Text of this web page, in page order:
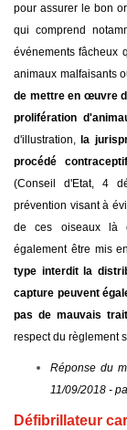
pour assurer le bon
qui comprend
événements fâcheux
animaux malfaisants
de mettre en œuvre
prolifération
d'illustration, la
procédé
(Conseil d'Etat, 4
prévention visant à
de ces oiseaux là
également être mis
type interdit la
capture peuvent
pas de mauvais
respect du règlement
Réponse du
11/09/2018 -
Défibrillateur